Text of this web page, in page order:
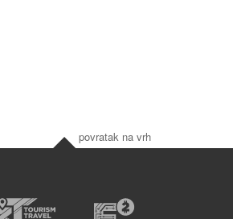
povratak na vrh